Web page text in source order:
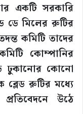
একটি সরকারি
ডে মিলের রুটির
কমিটি তাদের
কোম্পানির
ঢুকানোর কোনো
ব্লেড রুটির মধ্যে
উঠে